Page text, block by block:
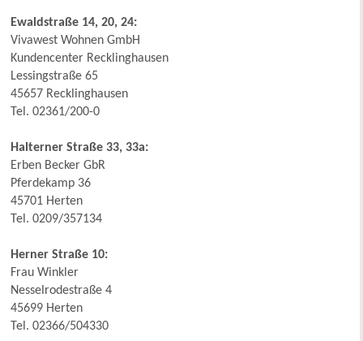
Ewaldstraße 14, 20, 24:
Vivawest Wohnen GmbH
Kundencenter Recklinghausen
Lessingstraße 65
45657 Recklinghausen
Tel. 02361/200-0
Halterner Straße 33, 33a:
Erben Becker GbR
Pferdekamp 36
45701 Herten
Tel. 0209/357134
Herner Straße 10:
Frau Winkler
Nesselrodestraße 4
45699 Herten
Tel. 02366/504330